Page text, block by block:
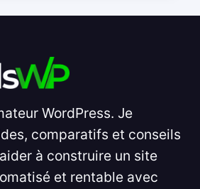
WordPress. Je
comparatifs et conseils
à construire un site
et rentable avec